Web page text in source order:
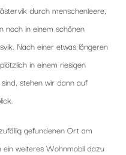
durch menschenleere,
noch in einem schönen
Nach einer etwas längeren
in einem riesigen
stehen wir dann auf
gefundenen Ort am
weiteres Wohnmobil dazu